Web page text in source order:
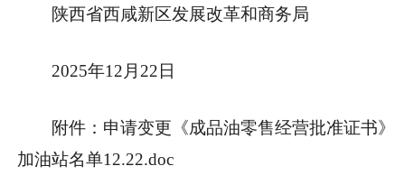
陕西省西咸新区发展改革和商务局
2025年12月22日
附件：申请变更《成品油零售经营批准证书》
加油站名单12.22.doc